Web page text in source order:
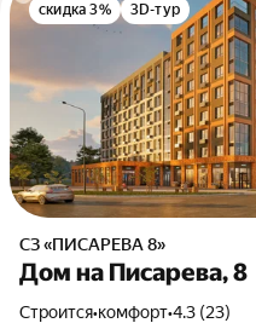
скидка 3% 3D-тур
СЗ «ПИСАРЕВА 8»
Дом на Писарева, 8
Строится•комфорт•4.3 (23)